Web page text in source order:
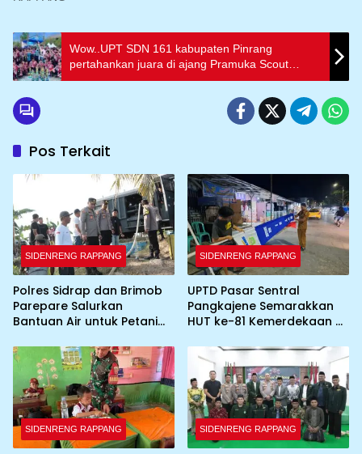
Wow..UPT SDN 161 kabupaten Pinrang
pertahankan juara di ajang Pramuka Scout
festival creative 2026 Se ajatappareng
Pos Terkait
SIDENRENG RAPPANG
Polres Sidrap dan Brimob
Parepare Salurkan
Bantuan Air untuk Petani
SIDENRENG RAPPANG
UPTD Pasar Sentral
Pangkajene Semarakkan
HUT ke-81 Kemerdekaan RI
Umbul-Umbul dan
Dekorasi Merah Putih
SIDENRENG RAPPANG SIDENRENG RAPPANG